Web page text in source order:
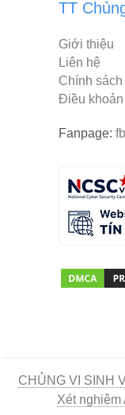
TT
Giới thiệu
Liên hệ
Chính
Điều
Fanpage:
CHỦNG VI SINH
Xét nghiệm